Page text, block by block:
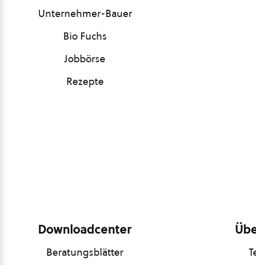
Unternehmer-Bauer
Bio Fuchs
Jobbörse
Rezepte
Downloadcenter
Beratungsblätter